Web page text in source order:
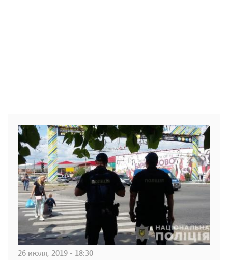
26 июля, 2019 - 18:30